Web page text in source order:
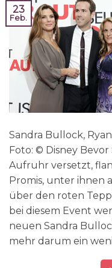
23
Feb.
Sandra Bullock,
Foto: © Disney
Aufruhr versetzt,
Promis, unter ihnen
über den roten
bei diesem Event
neuen Sandra
mehr darum ein